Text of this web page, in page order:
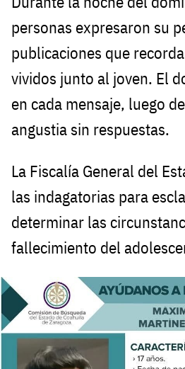
personas expresaron su
publicaciones que
vividos junto al joven. El
en cada mensaje, luego
angustia sin respuestas.
La Fiscalía General del
las indagatorias para
determinar las
fallecimiento del